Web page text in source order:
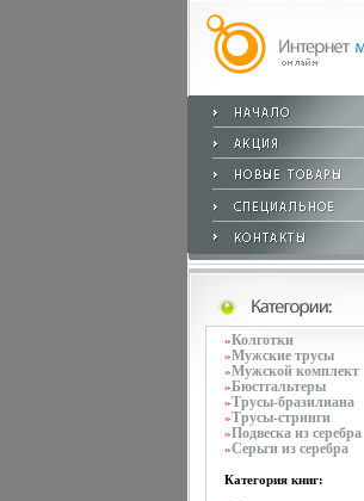
»Колготки
»Мужские трусы
»Мужской комплект
»Бюстгальтеры
»Трусы-бразилиана
»Трусы-стринги
»Подвеска из серебра
»Серьги из серебра
Категория книг: